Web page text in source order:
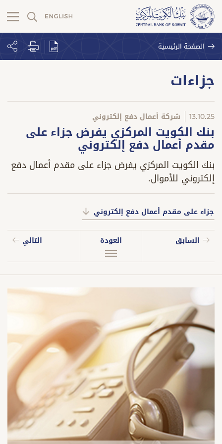
الصفحة الرئيسية
جزاءات
13.10.25 شركة أعمال دفع إلكتروني
بنك الكويت المركزي يفرض جزاء على
مقدم أعمال دفع إلكتروني
بنك الكويت المركزي يفرض جزاء على مقدم أعمال دفع
إلكتروني للأموال.
جزاء على مقدم أعمال دفع إلكتروني
السابق العودة التالي